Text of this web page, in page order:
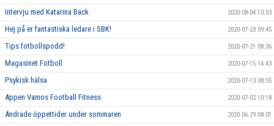
Intervju med Katarina Back 2020-08-04 10:53
Hej på er fantastiska ledare i SBK! 2020-07-23 09:45
Tips fotbollspodd! 2020-07-21 08:36
Magasinet Fotboll 2020-07-15 14:43
Psykisk hälsa 2020-07-13 08:55
Appen Vamos Football Fitness 2020-07-02 10:18
Ändrade öppettider under sommaren 2020-06-29 08:01